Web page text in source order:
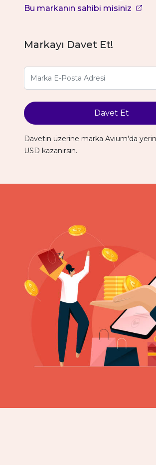
Bu markanın sahibi misiniz
Markayı Davet Et!
Davet Et
Davetin üzerine marka Avium'da
USD kazanırsın.